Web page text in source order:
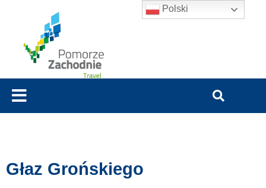
Głaz Grońskiego
Polski